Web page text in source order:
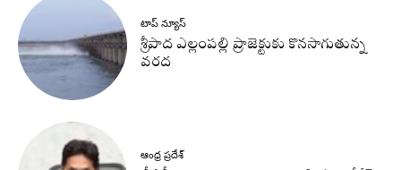
టాప్ న్యూస్
శ్రీపాద ఎల్లంపల్లి ప్రాజెక్టుకు కొనసాగుతున్న
వరద
ఆంధ్ర ప్రదేశ్